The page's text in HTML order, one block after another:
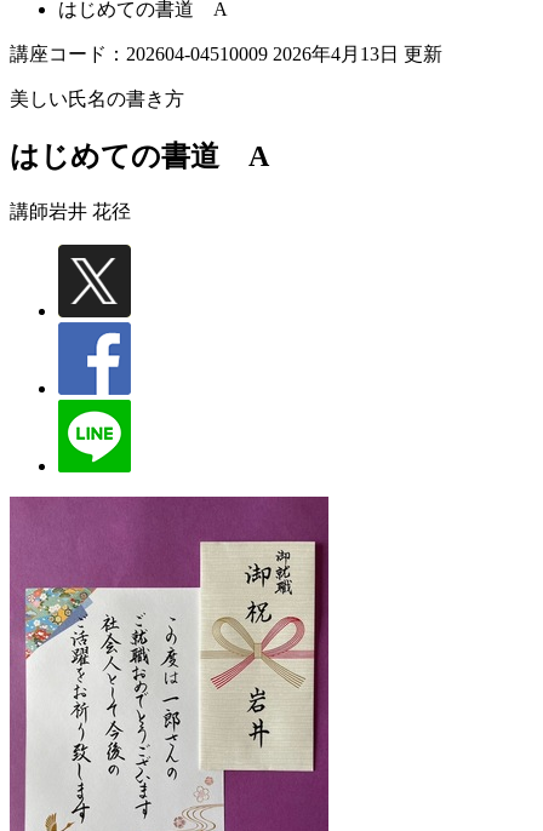
はじめての書道 A
講座コード：202604-04510009 2026年4月13日 更新
美しい氏名の書き方
はじめての書道 A
講師岩井 花径